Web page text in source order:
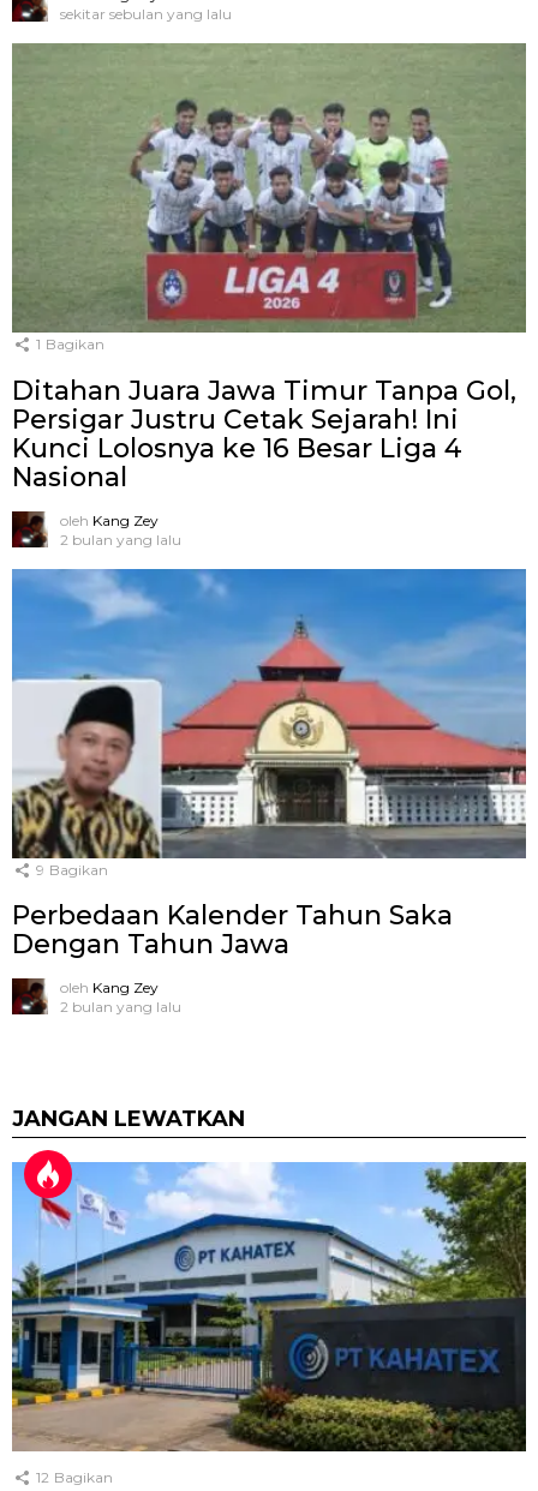
sekitar sebulan yang lalu
1 Bagikan
Ditahan Juara Jawa Timur Tanpa Gol,
Persigar Justru Cetak Sejarah! Ini
Kunci Lolosnya ke 16 Besar Liga 4
Nasional
oleh Kang Zey
2 bulan yang lalu
9 Bagikan
Perbedaan Kalender Tahun Saka
Dengan Tahun Jawa
oleh Kang Zey
2 bulan yang lalu
JANGAN LEWATKAN
12 Bagikan